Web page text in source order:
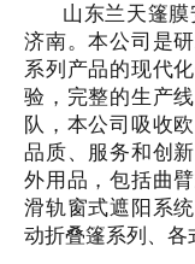
山东兰天篷
济南。本公司是
系列产品的现代
验，完整的生产
队，本公司吸收
品质、服务和创
外用品，包括曲
滑轨窗式遮阳系
动折叠篷系列、各